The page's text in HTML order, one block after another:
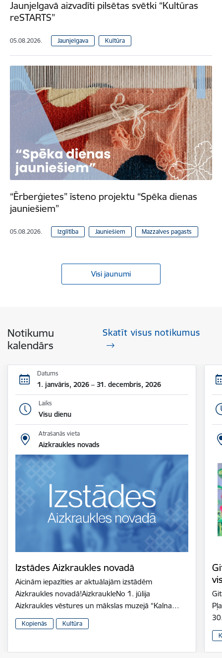
Jaunjelgavā aizvadīti pilsētas svētki “Kultūras
reSTARTS”
05.08.2026. Jaunjelgava Kultūra
“Ērberģietes” īsteno projektu “Spēka dienas
jauniešiem”
05.08.2026. Izglītība Jauniešiem Mazzalves pagasts
Visi jaunumi
Notikumu
kalendārs
Skatīt visus notikumus
Datums
1. janvāris, 2026 – 31. decembris, 2026
Laiks
Visu dienu
Atrašanās vieta
Aizkraukles novads
Izstādes Aizkraukles novadā
Aicinām iepazīties ar aktuālajām izstādēm
Aizkraukles novadā!AizkraukleNo 1. jūlija
Aizkraukles vēstures un mākslas muzejā “Kalna…
Kopienās Kultūra